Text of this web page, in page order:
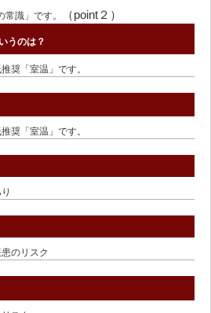
識」です。 （point２）
うのは？
奨「室温」です。
奨「室温」です。
のリスク